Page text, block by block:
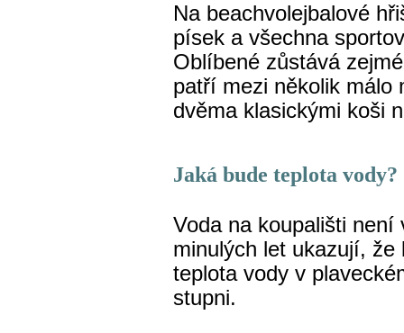
Na beachvolejbalové
písek a všechna
Oblíbené zůstává
patří mezi několik málo
dvěma klasickými koši
Jaká bude teplota vody?
Voda na koupališti
minulých let ukazují,
teplota vody v
stupni.